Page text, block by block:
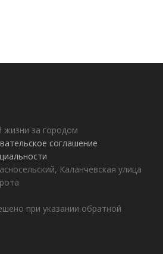
жизни за городом
соглашение
Каланчевская улица
при указании обратной